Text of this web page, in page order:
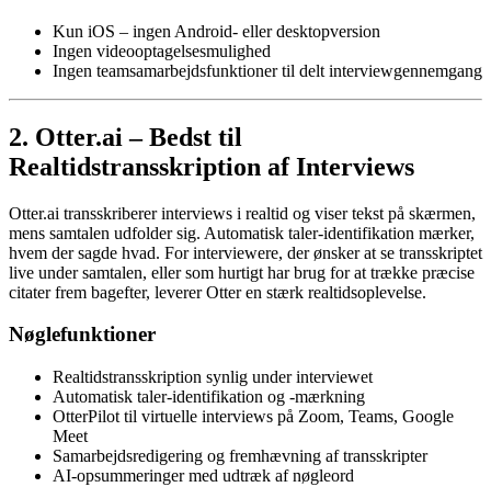
Kun iOS – ingen Android- eller desktopversion
Ingen videooptagelsesmulighed
Ingen teamsamarbejdsfunktioner til delt interviewgennemgang
2. Otter.ai – Bedst til
Realtidstransskription af Interviews
Otter.ai transskriberer interviews i realtid og viser tekst på skærmen,
mens samtalen udfolder sig. Automatisk taler-identifikation mærker,
hvem der sagde hvad. For interviewere, der ønsker at se transskriptet
live under samtalen, eller som hurtigt har brug for at trække præcise
citater frem bagefter, leverer Otter en stærk realtidsoplevelse.
Nøglefunktioner
Realtidstransskription synlig under interviewet
Automatisk taler-identifikation og -mærkning
OtterPilot til virtuelle interviews på Zoom, Teams, Google
Meet
Samarbejdsredigering og fremhævning af transskripter
AI-opsummeringer med udtræk af nøgleord